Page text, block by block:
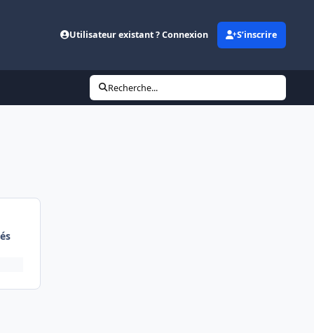
Utilisateur existant ? Connexion S’inscrire
Recherche...